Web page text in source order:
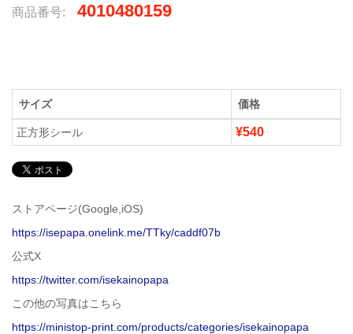
商品番号: 4010480159
サイズ 価格
正方形シール ¥540
ストアページ(Google,iOS)
https://isepapa.onelink.me/TTky/caddf07b
公式X
https://twitter.com/isekainopapa
この他の写真はこちら
https://ministop-print.com/products/categories/isekainopapa